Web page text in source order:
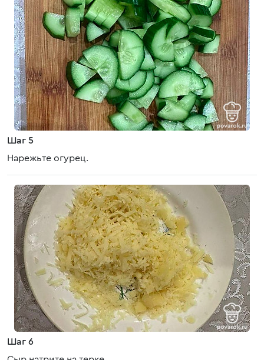
Шаг 5
Нарежьте огурец.
Шаг 6